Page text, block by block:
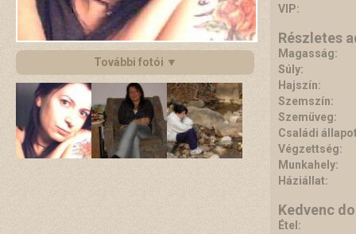
További fotói ▼
VIP:
Részletes
Magasság:
Súly:
Hajszín:
Szemszín:
Szemüveg:
Családi
Végzettség:
Munkahely:
Háziállat:
Kedvenc
Étel: